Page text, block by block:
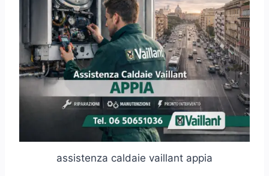
assistenza caldaie vaillant appia